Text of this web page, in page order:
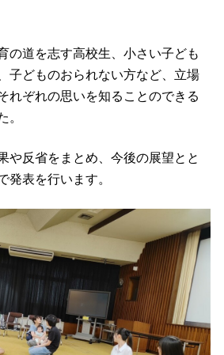
の道を志す高校生、小さい子ども
子どものおられない方など、立場
れぞれの思いを知ることのできる
や反省をまとめ、今後の展望とと
発表を行います。